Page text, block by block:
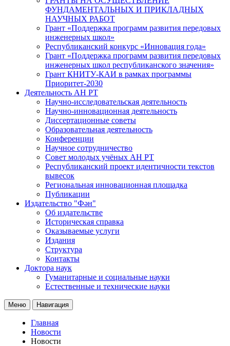
ФУНДАМЕНТАЛЬНЫХ И ПРИКЛАДНЫХ
НАУЧНЫХ РАБОТ
Грант «Поддержка программ развития передовых
инженерных школ»
Республиканский конкурс «Инновация года»
Грант «Поддержка программ развития передовых
инженерных школ республиканского значения»
Грант КНИТУ-КАИ в рамках программы
Приоритет-2030
Деятельность АН РТ
Научно-исследовательская деятельность
Научно-инновационная деятельность
Диссертационные советы
Образовательная деятельность
Конференции
Научное сотрудничество
Совет молодых учёных АН РТ
Республиканский проект идентичности текстов
вывесок
Региональная инновационная площадка
Публикации
Издательство "Фән"
Об издательстве
Историческая справка
Оказываемые услуги
Издания
Структура
Контакты
Доктора наук
Гуманитарные и социальные науки
Естественные и технические науки
Меню Навигация
Главная
Новости
Новости